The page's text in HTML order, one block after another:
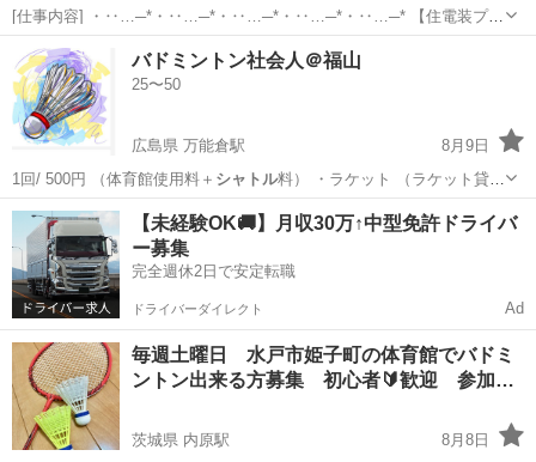
[仕事内容] ・‥…─*・‥…─*・‥…─*・‥…─*・‥…─* 【住電装プラ
テック株式会社】 当社では、 自動車の情報を伝達する重要な役割を果
たしている、 ワイヤーハーネスの配線の分岐や接続を担うコネクタの
製造を成形・プ...
静岡 工場
バドミントン社会人＠福山
25〜50
広島県 万能倉駅
8月9日
1回/ 500円 （体育館使用料＋ シャトル料） ・ラケット （ラケット貸
出…
広島 福山市 万能倉駅 バドミントン 体育館
【未経験OK🚚】月収30万↑中型免許ドライバ
ー募集
完全週休2日で安定転職
ドライバーダイレクト Ad
毎週土曜日 水戸市姫子町の体育館でバドミ
ントン出来る方募集 初心者🔰歓迎 参加…
茨城県 内原駅
8月8日